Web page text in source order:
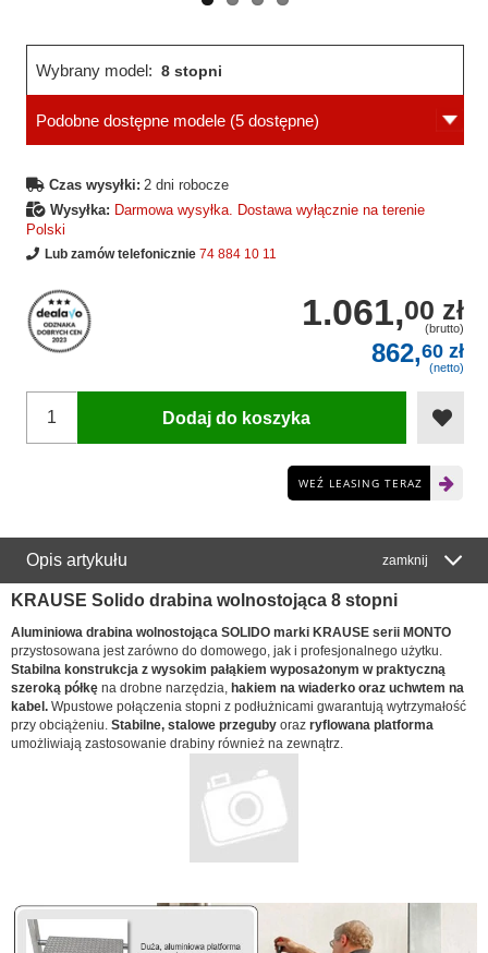
Wybrany model: 8 stopni
Podobne dostępne modele (5 dostępne)
Czas wysyłki: 2 dni robocze
Wysyłka: Darmowa wysyłka. Dostawa wyłącznie na terenie
Polski
Lub zamów telefonicznie 74 884 10 11
1.061,00 zł
(brutto)
862,60 zł
(netto)
Dodaj do koszyka
WEŹ LEASING TERAZ
Opis artykułu zamknij
KRAUSE Solido drabina wolnostojąca 8 stopni
Aluminiowa drabina wolnostojąca SOLIDO marki KRAUSE serii MONTO
przystosowana jest zarówno do domowego, jak i profesjonalnego użytku.
Stabilna konstrukcja z wysokim pałąkiem wyposażonym wpraktyczną
szeroką półkę na drobne narzędzia, hakiem na wiaderko oraz uchwtem na
kabel. Wpustowe połączenia stopni z podłużnicami gwarantują wytrzymałość
przy obciążeniu. Stabilne, stalowe przeguby oraz ryflowana platforma
umożliwiają zastosowanie drabiny również na zewnątrz.